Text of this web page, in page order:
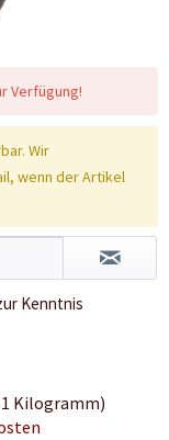
Verfügung!
Wir
wenn der Artikel
Kenntnis
Kilogramm)